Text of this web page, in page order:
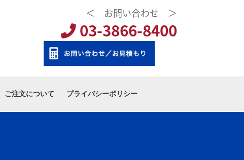
＜ お問い合わせ ＞
03-3866-8400
ご注文について プライバシーポリシー